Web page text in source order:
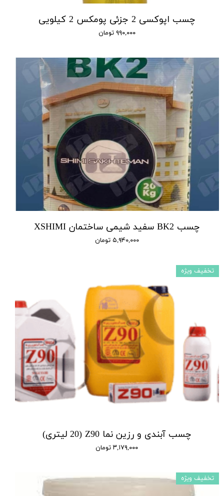
چسب اپوکسی 2 جزئی پومکس 2 کیلویی
۹۹۰,۰۰۰ تومان
چسب BK2 سفید شیمی ساختمان XSHIMI
۵,۹۴۰,۰۰۰ تومان
چسب آبندی و رزین نما Z90 (20 لیتری)
۳,۱۷۹,۰۰۰ تومان
تخفیف ویژه
تخفیف ویژه